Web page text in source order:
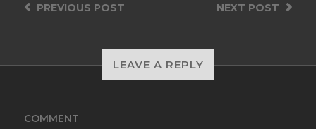
NEXT POST
PREVIOUS POST
LEAVE A REPLY
COMMENT